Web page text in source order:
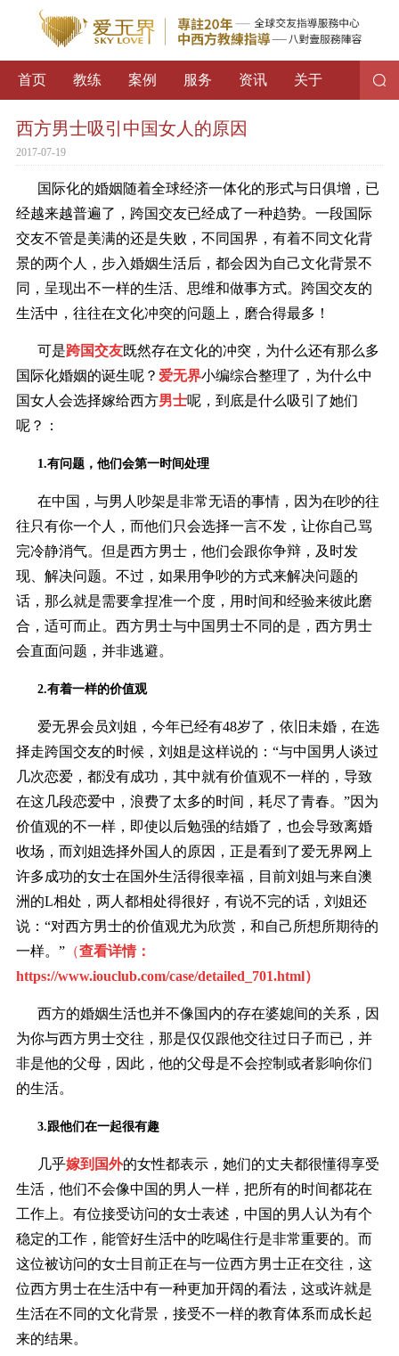
首页 教练 案例 服务 资讯 关于
西方男士吸引中国女人的原因
2017-07-19
国际化的婚姻随着全球经济一体化的形式与日俱增，已
经越来越普遍了，跨国交友已经成了一种趋势。一段国际
交友不管是美满的还是失败，不同国界，有着不同文化背
景的两个人，步入婚姻生活后，都会因为自己文化背景不
同，呈现出不一样的生活、思维和做事方式。跨国交友的
生活中，往往在文化冲突的问题上，磨合得最多！
可是跨国交友既然存在文化的冲突，为什么还有那么多
国际化婚姻的诞生呢？ 爱无界小编综合整理了，为什么中
国女人会选择嫁给西方男士呢，到底是什么吸引了她们
呢？：
1.有问题，他们会第一时间处理
在中国，与男人吵架是非常无语的事情，因为在吵的往
往只有你一个人，而他们只会选择一言不发，让你自己骂
完冷静消气。但是西方男士，他们会跟你争辩，及时发
现、解决问题。不过，如果用争吵的方式来解决问题的
话，那么就是需要拿捏准一个度，用时间和经验来彼此磨
合，适可而止。西方男士与中国男士不同的是，西方男士
会直面问题，并非逃避。
2.有着一样的价值观
爱无界会员刘姐，今年已经有48岁了，依旧未婚，在选
择走跨国交友的时候，刘姐是这样说的：“与中国男人谈过
几次恋爱，都没有成功，其中就有价值观不一样的，导致
在这几段恋爱中，浪费了太多的时间，耗尽了青春。”因为
价值观的不一样，即使以后勉强的结婚了，也会导致离婚
收场，而刘姐选择外国人的原因，正是看到了爱无界网上
许多成功的女士在国外生活得很幸福，目前刘姐与来自澳
洲的L相处，两人都相处得很好，有说不完的话，刘姐还
说：“对西方男士的价值观尤为欣赏，和自己所想所期待的
一样。”（查看详情：
https://www.iouclub.com/case/detailed_701.html）
西方的婚姻生活也并不像国内的存在婆媳间的关系，因
为你与西方男士交往，那是仅仅跟他交往过日子而已，并
非是他的父母，因此，他的父母是不会控制或者影响你们
的生活。
3.跟他们在一起很有趣
几乎嫁到国外的女性都表示，她们的丈夫都很懂得享受
生活，他们不会像中国的男人一样，把所有的时间都花在
工作上。有位接受访问的女士表述，中国的男人认为有个
稳定的工作，能管好生活中的吃喝住行是非常重要的。而
这位被访问的女士目前正在与一位西方男士正在交往，这
位西方男士在生活中有一种更加开阔的看法，这或许就是
生活在不同的文化背景，接受不一样的教育体系而成长起
来的结果。